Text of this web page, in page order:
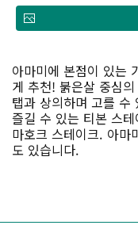
아마미에 본점이 있는
게 추천! 붉은살 중심
탭과 상의하며 고를 수
즐길 수 있는 티본 스
마호크 스테이크. 아
도 있습니다.